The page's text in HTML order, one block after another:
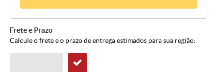
Frete e Prazo
Calcule o frete e o prazo de entrega estimados para sua região: